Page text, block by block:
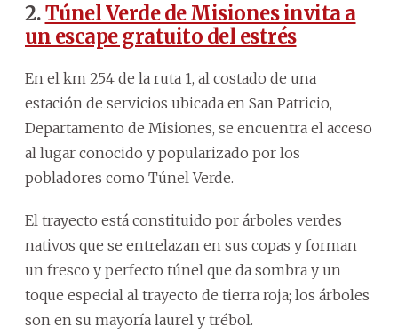
2.Túnel Verde de Misiones invita a
un escape gratuito del estrés
En el km 254 de la ruta 1, al costado de una
estación de servicios ubicada en San Patricio,
Departamento de Misiones, se encuentra el acceso
al lugar conocido y popularizado por los
pobladores como Túnel Verde.
El trayecto está constituido por árboles verdes
nativos que se entrelazan en sus copas y forman
un fresco y perfecto túnel que da sombra y un
toque especial al trayecto de tierra roja; los árboles
son en su mayoría laurel y trébol.